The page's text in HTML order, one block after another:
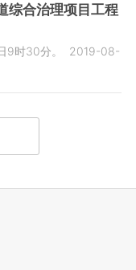
综合治理项目工程
时30分。
2019-08-